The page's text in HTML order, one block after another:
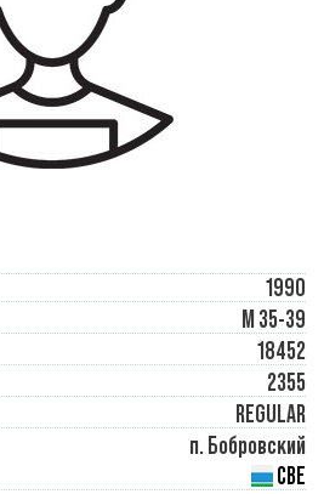
1990
М 35-39
18452
2355
REGULAR
п. Бобровский
СВЕ